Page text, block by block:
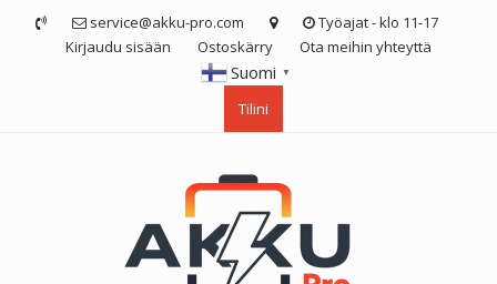
service@akku-pro.com
Työajat - klo 11-17
Kirjaudu sisään
Ostoskärry Ota meihin yhteyttä
Suomi ▼
Tilini